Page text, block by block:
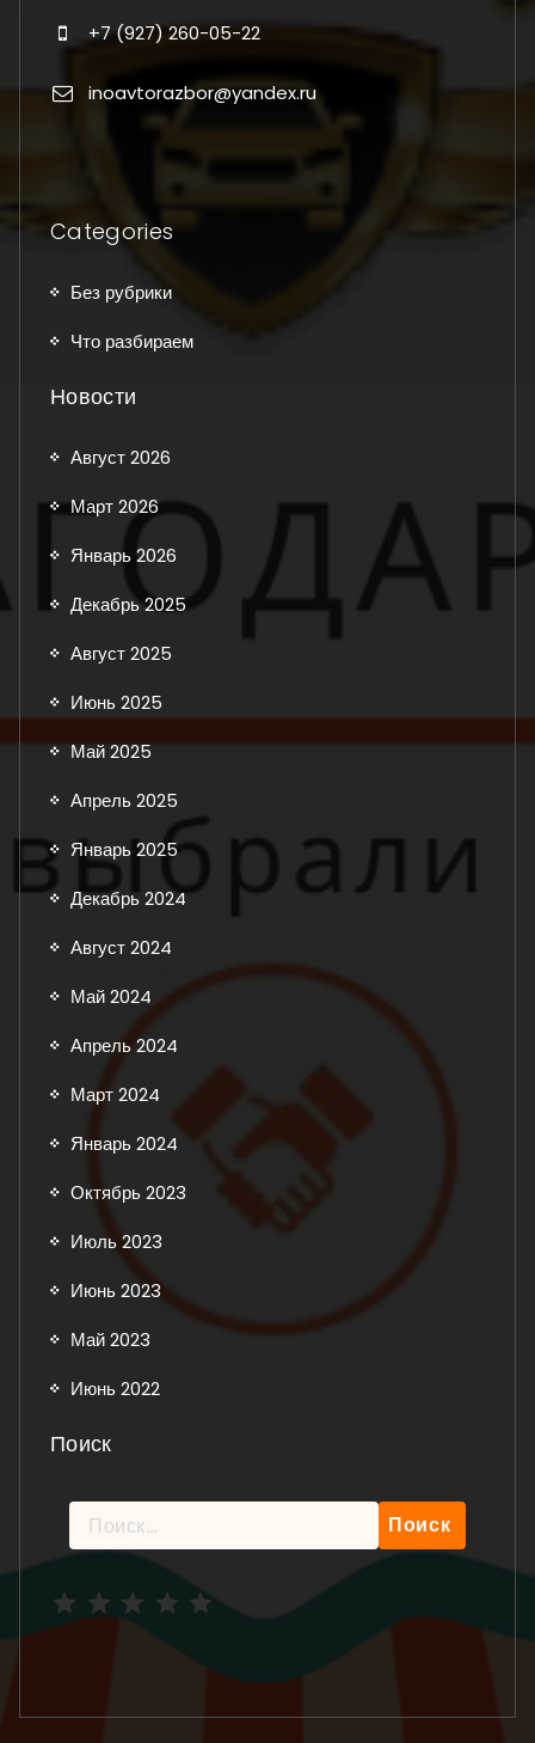
+7 (927) 260-05-22
inoavtorazbor@yandex.ru
Categories
Без рубрики
Что разбираем
Новости
Август 2026
Март 2026
Январь 2026
Декабрь 2025
Август 2025
Июнь 2025
Май 2025
Апрель 2025
Январь 2025
Декабрь 2024
Август 2024
Май 2024
Апрель 2024
Март 2024
Январь 2024
Октябрь 2023
Июль 2023
Июнь 2023
Май 2023
Июнь 2022
Поиск
Найти: